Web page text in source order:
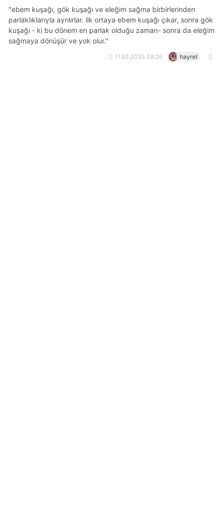
"ebem kuşağı, gök kuşağı ve eleğim sağma birbirlerinden
parlaklıklarıyla ayrılırlar. ilk ortaya ebem kuşağı çıkar, sonra gök
kuşağı - ki bu dönem en parlak olduğu zaman- sonra da eleğim
sağmaya dönüşür ve yok olur."
11.02.2025 09:26 hayret